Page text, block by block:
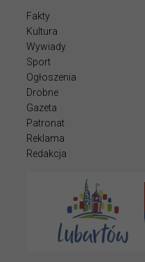
Fakty
Kultura
Wywiady
Sport
Ogłoszenia
Drobne
Gazeta
Patronat
Reklama
Redakcja